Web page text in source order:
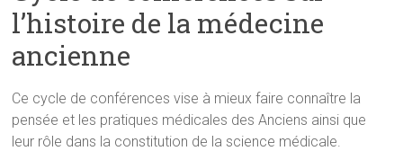
l’histoire de la médecine
ancienne
Ce cycle de conférences vise à mieux faire connaître la
pensée et les pratiques médicales des Anciens ainsi que
leur rôle dans la constitution de la science médicale.